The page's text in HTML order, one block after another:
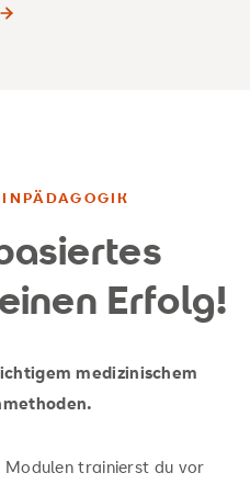
Erfolg!
medizinischem
Modulen trainierst du vor